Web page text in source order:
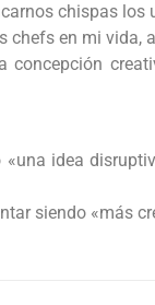
chispas los
en mi vida,
concepción
idea
siendo «más